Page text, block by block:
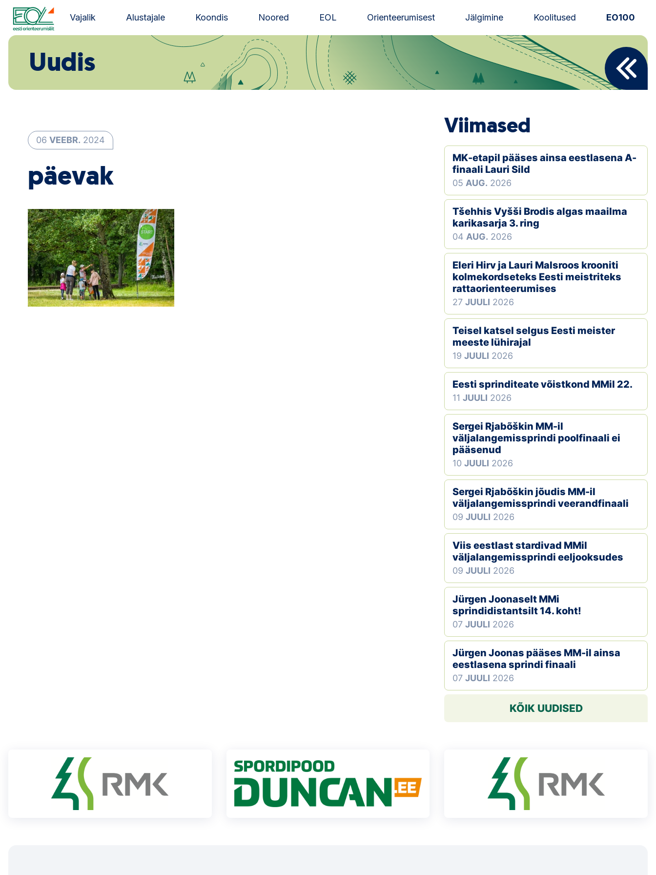
Liigu
juurde
Estonian Orienteering Federation
Vajalik Alustajale Koondis Noored EOL Orienteerumisest Jälgimine Koolitused EO100
Uudised
Alustajale
Eesti Orienteerumine 100!
Toetamine
Telli litsents!
Noored
Loha
EOL
Galerii
Kaardid
Kalender
Koondised
Tule klubisse!
Tulemused
Dokumendid
Klubid
Suletud maastikud
Püsirajad
Koolitused
OTSI
Uudis
06 VEEBR. 2024
päevak
Viimased
MK-etapil pääses ainsa eestlasena A-
finaali Lauri Sild
05 AUG. 2026
Tšehhis Vyšši Brodis algas maailma
karikasarja 3. ring
04 AUG. 2026
Eleri Hirv ja Lauri Malsroos krooniti
kolmekordseteks Eesti meistriteks
rattaorienteerumises
27 JUULI 2026
Teisel katsel selgus Eesti meister
meeste lühirajal
19 JUULI 2026
Eesti sprinditeate võistkond MMil 22.
11 JUULI 2026
Sergei Rjabõškin MM-il
väljalangemissprindi poolfinaali ei
pääsenud
10 JUULI 2026
Sergei Rjabõškin jõudis MM-il
väljalangemissprindi veerandfinaali
09 JUULI 2026
Viis eestlast stardivad MMil
väljalangemissprindi eeljooksudes
09 JUULI 2026
Jürgen Joonaselt MMi
sprindidistantsilt 14. koht!
07 JUULI 2026
Jürgen Joonas pääses MM-il ainsa
eestlasena sprindi finaali
07 JUULI 2026
KÕIK UUDISED